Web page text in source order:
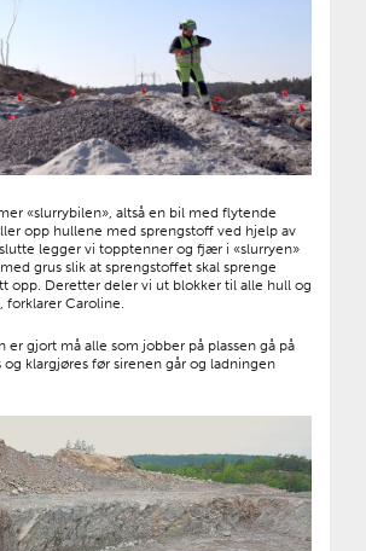
«slurrybilen», altså en bil med flytende
opp hullene med sprengstoff ved hjelp av
legger vi topptenner og fjær i «slurryen»
grus slik at sprengstoffet skal sprenge
opp. Deretter deler vi ut blokker til alle hull og
forklarer Caroline.
er gjort må alle som jobber på plassen gå på
og klargjøres før sirenen går og ladningen